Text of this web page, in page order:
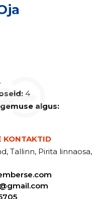
4
algus:
KONTAKTID
Tallinn, Pirita linnaosa,